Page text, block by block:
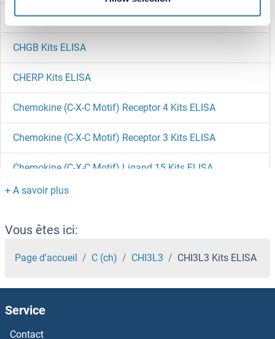
CHI3L1 Kits ELISA
CHGB Kits ELISA
CHERP Kits ELISA
Chemokine (C-X-C Motif) Receptor 4 Kits ELISA
Chemokine (C-X-C Motif) Receptor 3 Kits ELISA
Chemokine (C-X-C Motif) Ligand 15 Kits ELISA
Chemokine (C-X-C Motif) Ligand 14 Kits ELISA
Chemokine (C-C Motif) Ligand 8 Kits ELISA
Chemokine (C-C Motif) Ligand 6 Kits ELISA
Chemokine (C-C Motif) Ligand 1 Kits ELISA
Chemerin Kits ELISA
Vous êtes ici:
Page d'accueil C (ch) CHI3L3 CHI3L3 Kits ELISA
Service
Contact